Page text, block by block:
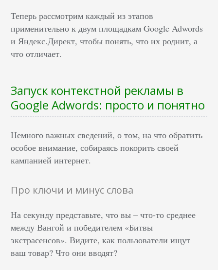
Теперь рассмотрим каждый из этапов
применительно к двум площадкам Google Adwords
и Яндекс.Директ, чтобы понять, что их роднит, а
что отличает.
Запуск контекстной рекламы в
Google Adwords: просто и понятно
Немного важных сведений, о том, на что обратить
особое внимание, собираясь покорить своей
кампанией интернет.
Про ключи и минус слова
На секунду представьте, что вы – что-то среднее
между Вангой и победителем «Битвы
экстрасенсов». Видите, как пользователи ищут
ваш товар? Что они вводят?